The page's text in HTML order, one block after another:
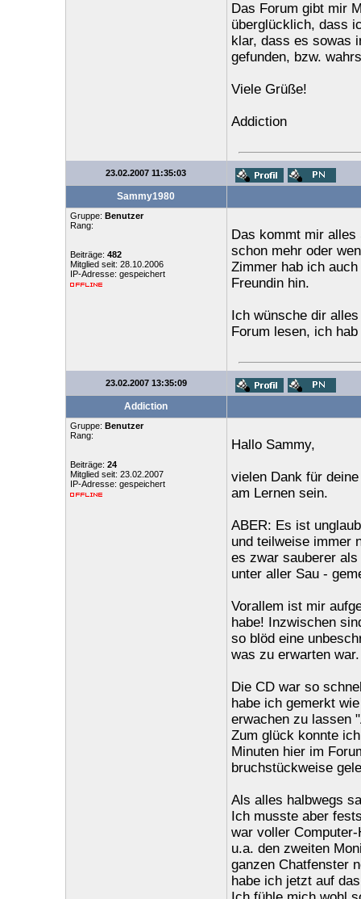
Das Forum gibt mir
überglücklich, dass
klar, dass es sowas
gefunden, bzw.
Viele Grüße!
Addiction
23.02.2007 11:35:03
Sammy1980
Gruppe: Benutzer
Rang:
Beiträge: 482
Mitglied seit: 28.10.2006
IP-Adresse: gespeichert
Das kommt mir
schon mehr oder
Zimmer hab ich
Freundin hin.
Ich wünsche dir
Forum lesen, ich
23.02.2007 13:35:09
Addiction
Gruppe: Benutzer
Rang:
Beiträge: 24
Mitglied seit: 23.02.2007
IP-Adresse: gespeichert
Hallo Sammy,
vielen Dank für
am Lernen sein.
ABER: Es ist
und teilweise immer
es zwar sauberer
unter aller Sau -
Vorallem ist mir
habe! Inzwischen
so blöd eine
was zu erwarten war.
Die CD war so
habe ich gemerkt
erwachen zu lassen
Zum glück konnte
Minuten hier im
bruchstückweise
Als alles halbwegs
Ich musste aber
war voller
u.a. den zweiten
ganzen Chatfenster
habe ich jetzt auf